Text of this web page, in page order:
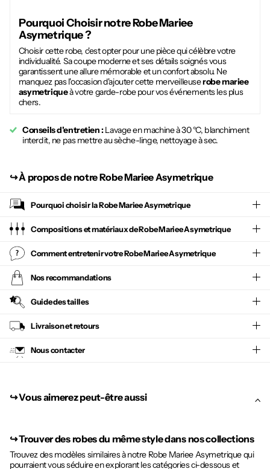
Pourquoi Choisir notreRobe Mariee
Asymetrique?
Choisir cette robe, c'est opter pour une pièce qui célèbre votre
individualité. Sa coupe moderne et ses détails soignés vous
garantissent une allure mémorable et un confort absolu. Ne
manquez pas l'occasion d'ajouter cette merveilleuserobe mariee
asymetriqueà votre garde-robe pour vos événements les plus
chers.
Conseils d'entretien :Lavage en machine à 30 °C, blanchiment
interdit, ne pas mettre au sèche-linge, nettoyage à sec.
↪︎À propos de notre Robe Mariee Asymetrique
Pourquoi choisir laRobe Mariee Asymetrique
Compositions et matériaux de Robe Mariee Asymetrique
Comment entretenir votreRobe Mariee Asymetrique
Nos recommandations
Guide des tailles
Livraison et retours
Nous contacter
↪︎ Vous aimerez peut-être aussi
↪︎Trouver des robes du même style dans nos collections
Trouvez des modèles similaires à notre Robe Mariee Asymetrique qui
pourraient vous séduire en explorant les catégories ci-dessous et